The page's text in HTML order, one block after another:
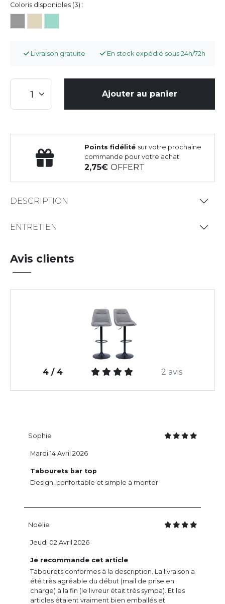
Coloris disponibles (3) :
Livraison gratuite En stock expédié sous 24h/72h
Ajouter au panier
Points fidélité sur votre prochaine
commande pour votre achat
2,75OFFERT
DESCRIPTION
ENTRETIEN
Avis clients
4 / 4 2 avis
Sophie
Tabourets bar top
Design, confortable et simple à monter
Mardi 14 Avril 2026
Noëlie
Je recommande cet article
Tabourets conformes à la description. La livraison a
été très agréable du début (mail de prise en
charge) à la fin (le livreur était très sympa). Et les
articles étaient vraiment bien emballés et
Jeudi 02 Avril 2026